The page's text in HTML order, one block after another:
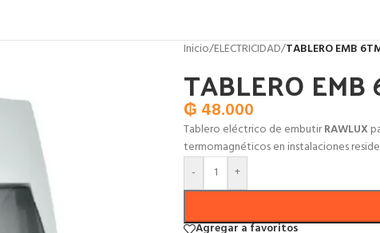
Inicio/ELECTRICIDAD/TABLERO EMB
TABLERO
₲ 48.000
Tablero eléctrico de embutirRAWLUX
termomagnéticos en instalaciones
-
+
Agregar a favoritos